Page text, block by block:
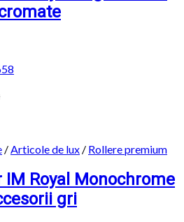
/Articole de lux / Rollere premium
IM Royal Monochrome
gri